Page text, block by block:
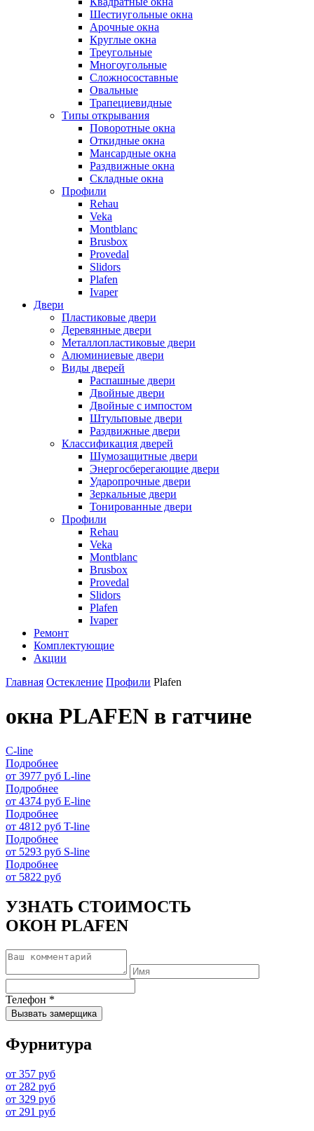
Шестиугольные окна
Арочные окна
Круглые окна
Треугольные
Многоугольные
Сложносоставные
Овальные
Трапециевидные
Типы открывания
Поворотные окна
Откидные окна
Мансардные окна
Раздвижные окна
Складные окна
Профили
Rehau
Veka
Montblanc
Brusbox
Provedal
Slidors
Plafen
Ivaper
Двери
Пластиковые двери
Деревянные двери
Металлопластиковые двери
Алюминиевые двери
Виды дверей
Распашные двери
Двойные двери
Двойные с импостом
Штульповые двери
Раздвижные двери
Классификация дверей
Шумозащитные двери
Энергосберегающие двери
Ударопрочные двери
Зеркальные двери
Тонированные двери
Профили
Rehau
Veka
Montblanc
Brusbox
Provedal
Slidors
Plafen
Ivaper
Ремонт
Комплектующие
Акции
Главная Остекление Профили Plafen
окна PLAFEN в гатчине
C-line
Подробнее
от 3977 руб L-line
Подробнее
от 4374 руб E-line
Подробнее
от 4812 руб T-line
Подробнее
от 5293 руб S-line
Подробнее
от 5822 руб
УЗНАТЬ СТОИМОСТЬ
ОКОН PLAFEN
Телефон *
Вызвать замерщика
Фурнитура
от 357 руб
от 282 руб
от 329 руб
от 291 руб